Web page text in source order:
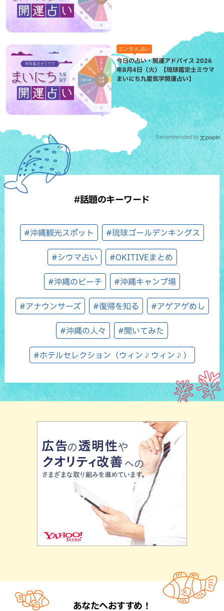
エンタメ,占い
今日の占い・開運アドバイス 2026
年8月4日（火）【琉球鑑定士ミウマ
まいにち九星気学開運占い】
Recommended by
#話題のキーワード
#沖縄観光スポット #琉球ゴールデンキングス
#シウマ占い #OKITIVEまとめ
#沖縄のビーチ #沖縄キャンプ場
#アナウンサーズ #復帰を知る #アゲアゲめし
#沖縄の人々 #聞いてみた
#ホテルセレクション（ウィン♪ウィン♪）
あなたへおすすめ！